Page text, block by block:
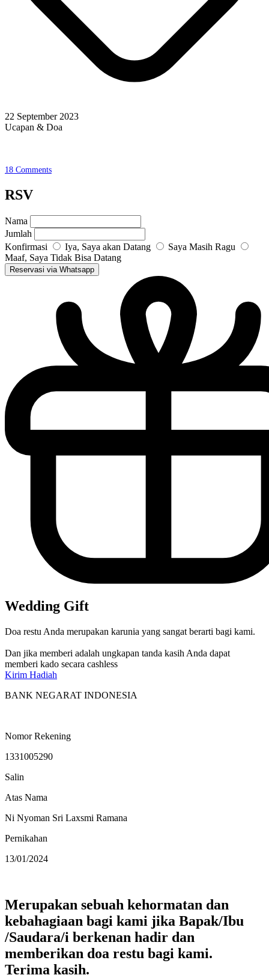
22 September 2023
Ucapan & Doa
18 Comments
RSV
Nama
Jumlah
Konfirmasi
Iya, Saya akan Datang
Saya Masih Ragu
Maaf, Saya Tidak Bisa Datang
Reservasi via Whatsapp
Wedding Gift
Doa restu Anda merupakan karunia yang sangat berarti bagi kami.
Dan jika memberi adalah ungkapan tanda kasih Anda dapat
memberi kado secara cashless
Kirim Hadiah
BANK NEGARAT INDONESIA
Nomor Rekening
1331005290
Salin
Atas Nama
Ni Nyoman Sri Laxsmi Ramana
Pernikahan
13/01/2024
Merupakan sebuah kehormatan dan
kebahagiaan bagi kami jika Bapak/Ibu
/Saudara/i berkenan hadir dan
memberikan doa restu bagi kami.
Terima kasih.